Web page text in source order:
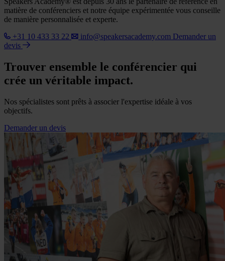
matière de conférenciers et notre équipe expérimentée vous conseille
de manière personnalisée et experte.
+31 10 433 33 22
info@speakersacademy.com Demander un
devis
Trouver ensemble le conférencier qui
crée un véritable impact.
Nos spécialistes sont prêts à associer l'expertise idéale à vos
objectifs.
Demander un devis